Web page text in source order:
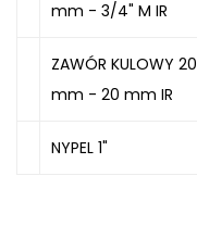
mm - 3/4" M IR
ZAWÓR KULOWY 20
mm - 20 mm IR
NYPEL 1"